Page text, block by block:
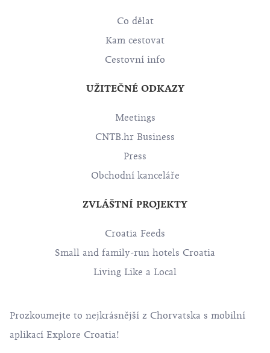
Co dělat
Kam cestovat
Cestovní info
UŽITEČNÉ ODKAZY
Meetings
CNTB.hr Business
Press
Obchodní kanceláře
ZVLÁŠTNÍ PROJEKTY
Croatia Feeds
Small and family-run hotels Croatia
Living Like a Local
Prozkoumejte to nejkrásnější z Chorvatska s mobilní
aplikací Explore Croatia!